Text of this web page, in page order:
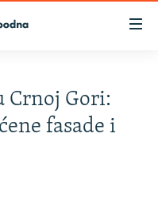
Crnoj Gori:
fasade i